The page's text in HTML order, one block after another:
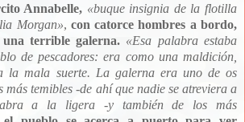
Annabelle, «buque insignia de la flotilla
Morgan», con catorce hombres a bordo,
terrible galerna. «Esa palabra estaba
de pescadores: era como una maldición,
la mala suerte. La galerna era uno de os
más temibles -de ahí que nadie se atreviera a
a la ligera -y también de los más